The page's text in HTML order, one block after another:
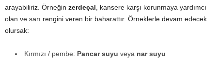
arayabiliriz. Örneğin zerdeçal , kansere karşı korunmaya yardımcı
olan ve sarı rengini veren bir baharattır. Örneklerle devam edecek
olursak:
Kırmızı / pembe: Pancar suyu veya nar suyu